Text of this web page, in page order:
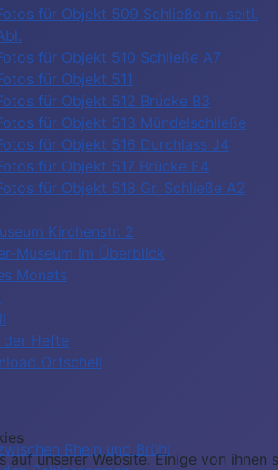
für Objekt 509 Schließe m. seitl.
für Objekt 510 Schließe A7
für Objekt 511
für Objekt 512 Brücke B3
für Objekt 513 Mündelschließe
für Objekt 516 Durchlass J4
für Objekt 517 Brücke E4
für Objekt 518 Gr. Schließe A2
Kirchenstr. 2
Museum im Überblick
Monats
der Hefte
Ortschell
Rhein und Brühl
auf unserer Website. Einige von ihnen